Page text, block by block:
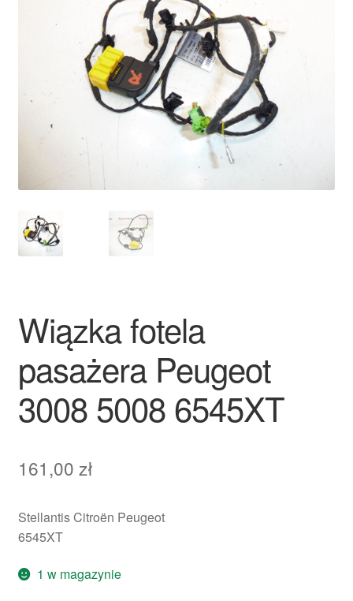
Moje konto
Polityka prywatności
Skarga
Zamówienia
Zasady i warunki
Wiązka fotela
pasażera Peugeot
3008 5008 6545XT
161,00 zł
Stellantis Citroën Peugeot
6545XT
1 w magazynie